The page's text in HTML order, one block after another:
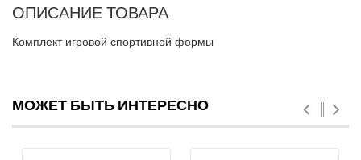
ОПИСАНИЕ ТОВАРА
Комплект игровой спортивной формы
МОЖЕТ БЫТЬ ИНТЕРЕСНО